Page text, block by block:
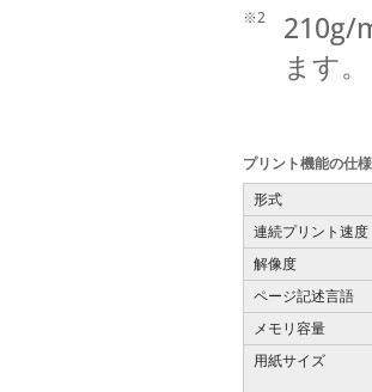
※2 210g/
ます。
プリント機能の仕
形式
連続プリント速度
解像度
ページ記述言語
メモリ容量
用紙サイズ